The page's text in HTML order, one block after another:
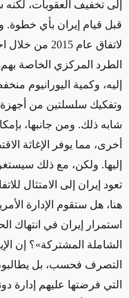
إلى تخفيف العقوبات،
قبل قيام إيران بأي خطوة.
لاتفاق عام
الطرد المركزي الخاصة
إليه، وكمية اليورانيوم
وتفكيك سلسلتين من أجهزة
شابه ذلك. ومن جانبها،
أخرى، مما يوفر الإغاثة
إليها. ولكن، مع ذلك
تعود إيران إلى الامتثال
هنا، هل ستقوم الإدارة
استمرار إيران في انتهاك
الشاملة المشتركة»؟ إن
التصرف فحسب، بل
التي فرضتها عليهم إدارة